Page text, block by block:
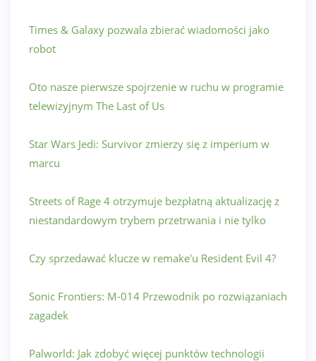
Times & Galaxy pozwala zbierać wiadomości jako
robot
Oto nasze pierwsze spojrzenie w ruchu w programie
telewizyjnym The Last of Us
Star Wars Jedi: Survivor zmierzy się z imperium w
marcu
Streets of Rage 4 otrzymuje bezpłatną aktualizację z
niestandardowym trybem przetrwania i nie tylko
Czy sprzedawać klucze w remake'u Resident Evil 4?
Sonic Frontiers: M-014 Przewodnik po rozwiązaniach
zagadek
Palworld: Jak zdobyć więcej punktów technologii